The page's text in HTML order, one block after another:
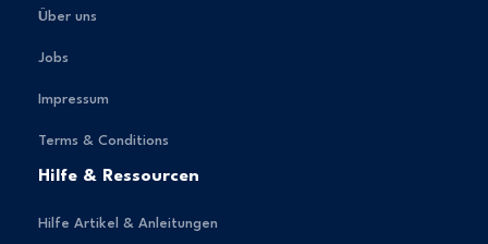
Über uns
Jobs
Impressum
Terms & Conditions
Hilfe & Ressourcen
Hilfe Artikel & Anleitungen